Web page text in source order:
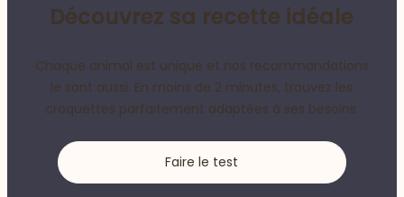
Découvrez sa recette idéale
Chaque animal est unique et nos recommandations
le sont aussi. En moins de 2 minutes, trouvez les
croquettes parfaitement adaptées à ses besoins.
Faire le test